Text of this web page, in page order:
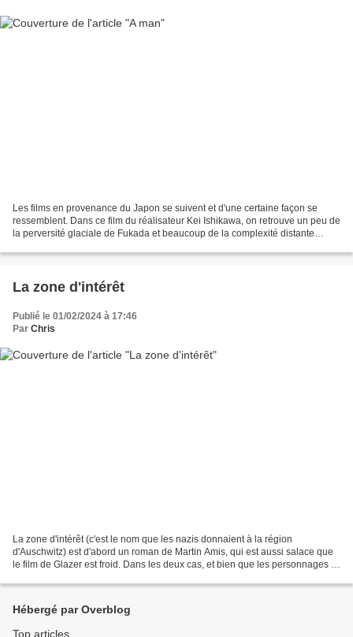
Les films en provenance du Japon se suivent et d'une certaine façon se
ressemblent. Dans ce film du réalisateur Kei Ishikawa, on retrouve un peu de
la perversité glaciale de Fukada et beaucoup de la complexité distante
La zone d'intérêt
Publié le 01/02/2024 à 17:46
Par Chris
La zone d'intérêt (c'est le nom que les nazis donnaient à la région
d'Auschwitz) est d'abord un roman de Martin Amis, qui est aussi salace que
le film de Glazer est froid. Dans les deux cas, et bien que les personnages et
Hébergé par Overblog
Top articles